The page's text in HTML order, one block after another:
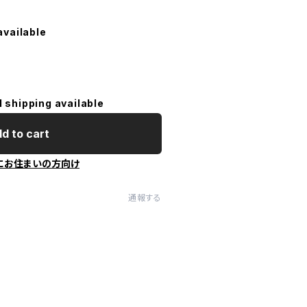
shipping available
to cart
お住まいの方向け
通報する